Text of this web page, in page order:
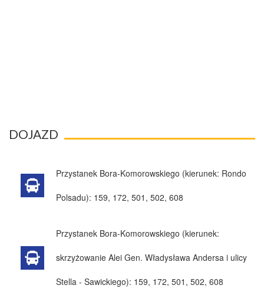
DOJAZD
Przystanek Bora-Komorowskiego (kierunek: Rondo
Polsadu): 159, 172, 501, 502, 608
Przystanek Bora-Komorowskiego (kierunek:
skrzyżowanie Alei Gen. Władysława Andersa i ulicy
Stella - Sawickiego): 159, 172, 501, 502, 608